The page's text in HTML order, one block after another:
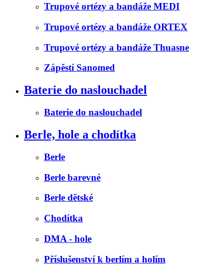
Trupové ortézy a bandáže MEDI
Trupové ortézy a bandáže ORTEX
Trupové ortézy a bandáže Thuasne
Zápěstí Sanomed
Baterie do naslouchadel
Baterie do naslouchadel
Berle, hole a chodítka
Berle
Berle barevné
Berle dětské
Chodítka
DMA - hole
Příslušenství k berlím a holím